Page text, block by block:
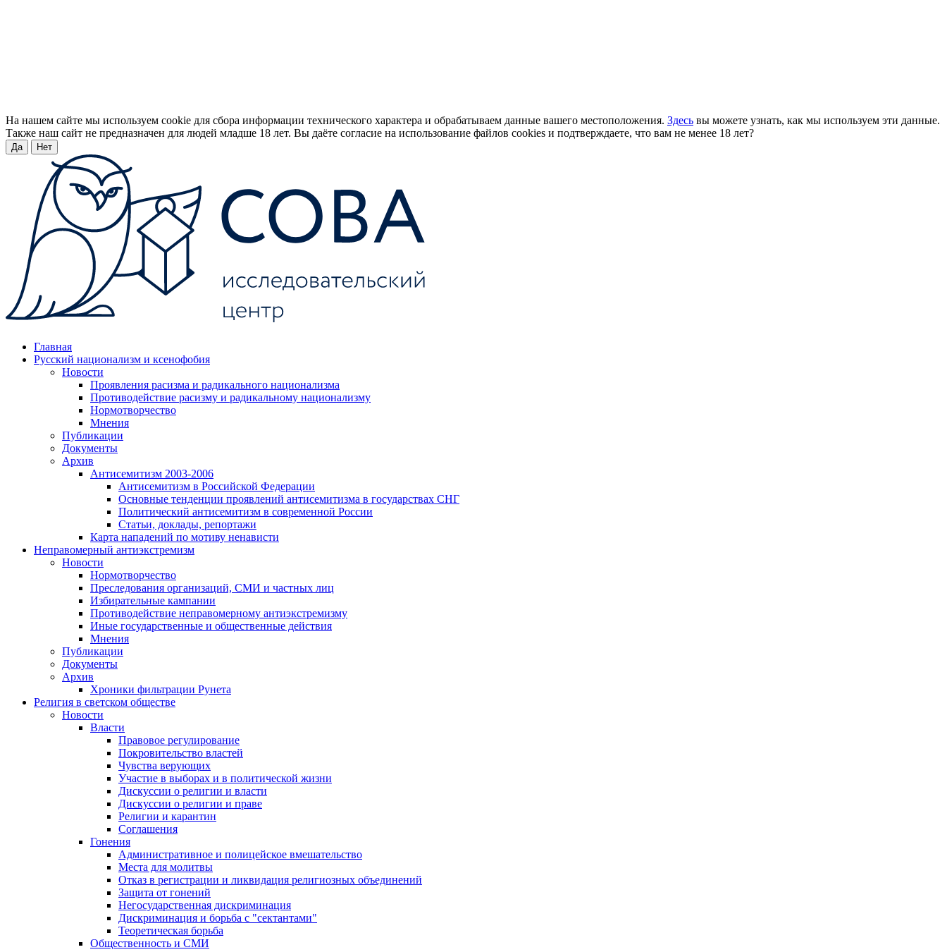
На нашем сайте мы используем cookie для сбора информации технического характера и обрабатываем данные вашего местоположения. Здесь вы можете узнать, как мы используем эти данные.
Также наш сайт не предназначен для людей младше 18 лет. Вы даёте согласие на использование файлов cookies и подтверждаете, что вам не менее 18 лет?
Да Нет
Главная
Русский национализм и ксенофобия
Новости
Проявления расизма и радикального национализма
Противодействие расизму и радикальному национализму
Нормотворчество
Мнения
Публикации
Документы
Архив
Антисемитизм 2003-2006
Антисемитизм в Российской Федерации
Основные тенденции проявлений антисемитизма в государствах СНГ
Политический антисемитизм в современной России
Статьи, доклады, репортажи
Карта нападений по мотиву ненависти
Неправомерный антиэкстремизм
Новости
Нормотворчество
Преследования организаций, СМИ и частных лиц
Избирательные кампании
Противодействие неправомерному антиэкстремизму
Иные государственные и общественные действия
Мнения
Публикации
Документы
Архив
Хроники фильтрации Рунета
Религия в светском обществе
Новости
Власти
Правовое регулирование
Покровительство властей
Чувства верующих
Участие в выборах и в политической жизни
Дискуссии о религии и власти
Дискуссии о религии и праве
Религии и карантин
Соглашения
Гонения
Административное и полицейское вмешательство
Места для молитвы
Отказ в регистрации и ликвидация религиозных объединений
Защита от гонений
Негосударственная дискриминация
Дискриминация и борьба с "сектантами"
Теоретическая борьба
Общественность и СМИ